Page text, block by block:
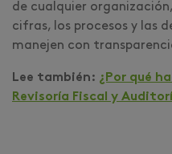
de cualquier
cifras, los procesos y las
manejen con
Lee también: ¿Por qué
Revisoría Fiscal y